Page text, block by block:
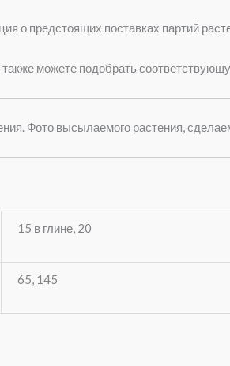
о предстоящих поставках партий
можете подобрать
Фото высылаемого растения,
15 в глине, 20
65, 145